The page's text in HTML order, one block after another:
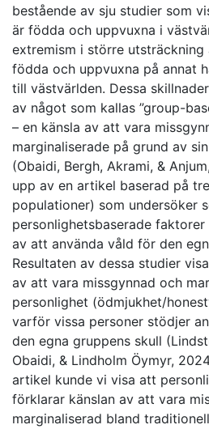
bestående av sju studier som
är födda och uppvuxna i
extremism i större utsträckning
födda och uppvuxna på annat
till västvärlden. Dessa
av något som kallas ”group-
– en känsla av att vara
marginaliserade på grund av
(Obaidi, Bergh, Akrami, &
upp av en artikel baserad på
populationer) som undersöker
personlighetsbaserade
av att använda våld för den
Resultaten av dessa studier
av att vara missgynnad och
personlighet (ödmjukhet/
varför vissa personer stödjer
den egna gruppens skull
Obaidi, & Lindholm Öymyr,
artikel kunde vi visa att
förklarar känslan av att vara
marginaliserad bland